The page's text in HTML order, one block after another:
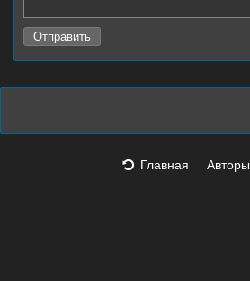
Главная Авторы